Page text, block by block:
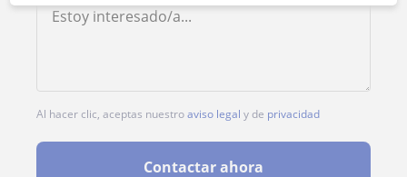
Al hacer clic, aceptas nuestroaviso legal y de privacidad
Contactar ahora